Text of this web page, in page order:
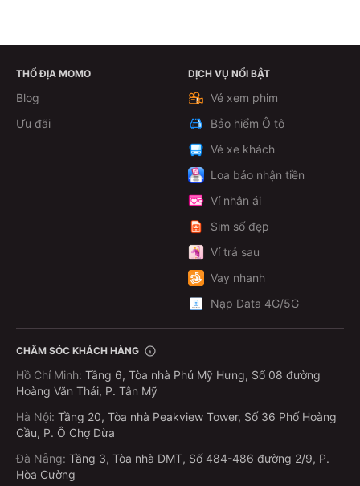
Xem chi tiết
THỔ ĐỊA MOMO
Blog
Ưu đãi
DỊCH VỤ NỔI BẬT
Vé xem phim
Bảo hiểm Ô tô
Vé xe khách
Loa báo nhận tiền
Ví nhân ái
Sim số đẹp
Ví trả sau
Vay nhanh
Nạp Data 4G/5G
CHĂM SÓC KHÁCH HÀNG
Hồ Chí Minh: Tầng 6, Tòa nhà Phú Mỹ Hưng, Số 08 đường
Hoàng Văn Thái, P. Tân Mỹ
Hà Nội: Tầng 20, Tòa nhà Peakview Tower, Số 36 Phố Hoàng
Cầu, P. Ô Chợ Dừa
Đà Nẵng: Tầng 3, Tòa nhà DMT, Số 484-486 đường 2/9, P.
Hòa Cường